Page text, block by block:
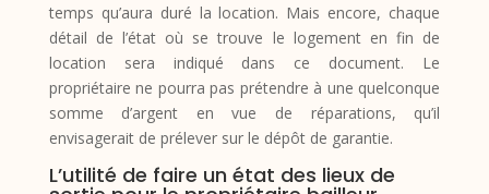
temps qu’aura duré la location. Mais encore, chaque
détail de l’état où se trouve le logement en fin de
location sera indiqué dans ce document. Le
propriétaire ne pourra pas prétendre à une quelconque
somme d’argent en vue de réparations, qu’il
envisagerait de prélever sur le dépôt de garantie.
L’utilité de faire un état des lieux de